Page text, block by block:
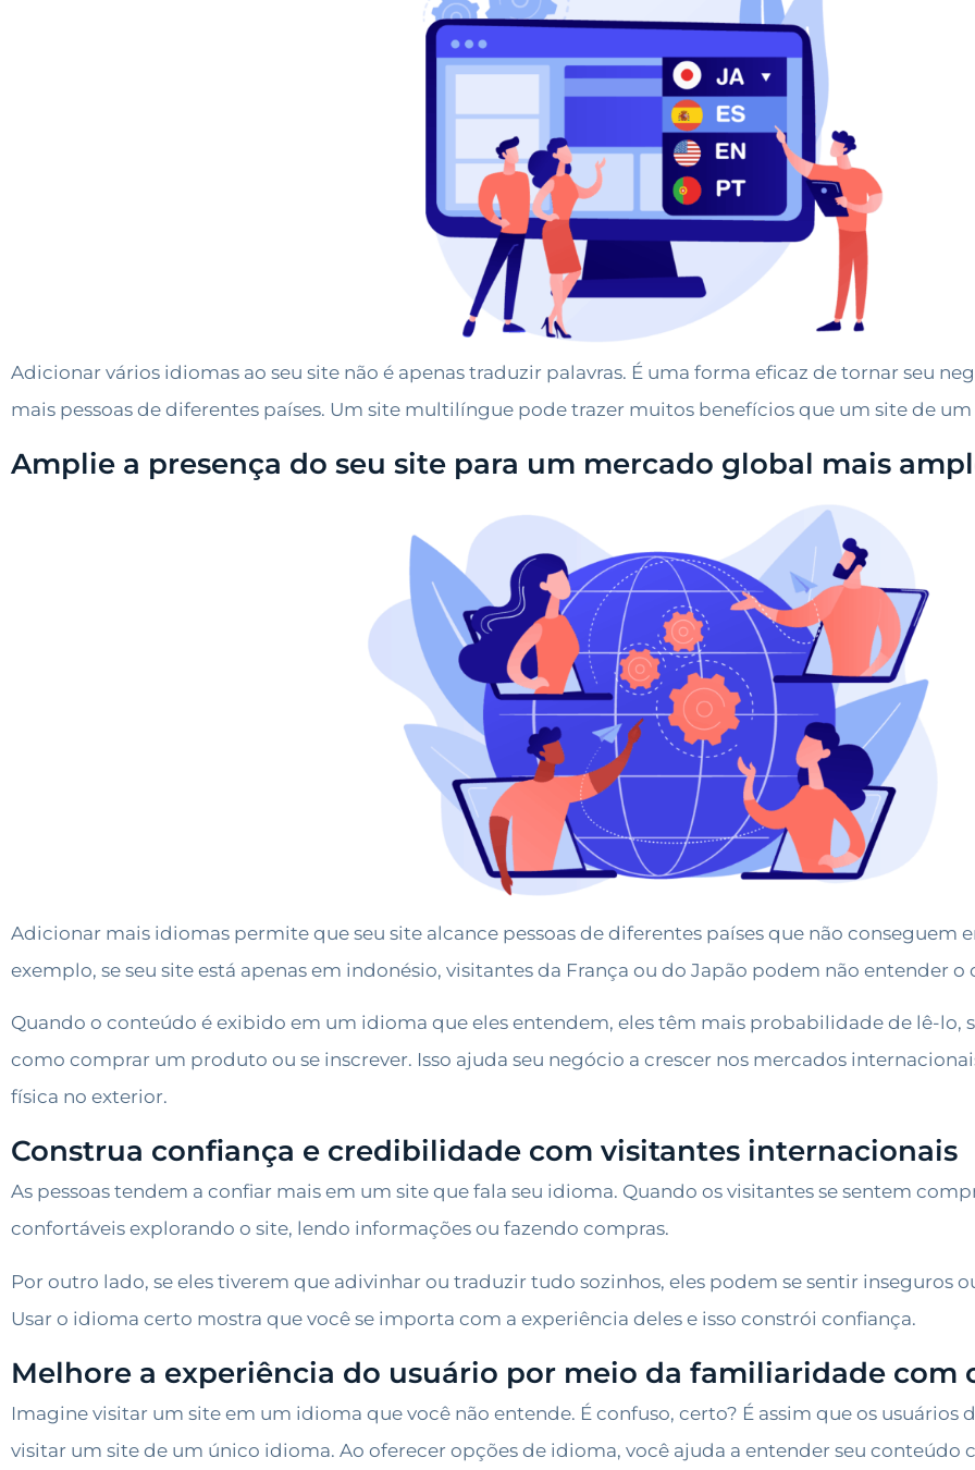
Adicionar vários idiomas ao seu site não é apenas traduzir palavras. É uma forma eficaz de tornar seu
mais pessoas de diferentes países. Um site multilíngue pode trazer muitos benefícios que um site de
Amplie a presença do seu site para um mercado global mais
Adicionar mais idiomas permite que seu site alcance pessoas de diferentes países que não conseguem
exemplo, se seu site está apenas em indonésio, visitantes da França ou do Japão podem não entender o
Quando o conteúdo é exibido em um idioma que eles entendem, eles têm mais probabilidade de lê-lo,
como comprar um produto ou se inscrever. Isso ajuda seu negócio a crescer nos mercados
física no exterior.
Construa confiança e credibilidade com visitantes internacionais
As pessoas tendem a confiar mais em um site que fala seu idioma. Quando os visitantes se sentem
confortáveis explorando o site, lendo informações ou fazendo compras.
Por outro lado, se eles tiverem que adivinhar ou traduzir tudo sozinhos, eles podem se sentir inseguros
Usar o idioma certo mostra que você se importa com a experiência deles e isso constrói confiança.
Melhore a experiência do usuário por meio da familiaridade com
Imagine visitar um site em um idioma que você não entende. É confuso, certo? É assim que os usuários
visitar um site de um único idioma. Ao oferecer opções de idioma, você ajuda a entender seu conteúdo